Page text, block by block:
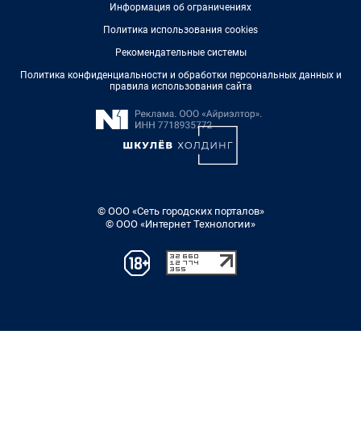
Информация об ограничениях
Политика использования cookies
Рекомендательные системы
Политика конфиденциальности и обработки персональных данных и
правила использования сайта
© ООО «Сеть городских порталов»
© ООО «Интернет Технологии»